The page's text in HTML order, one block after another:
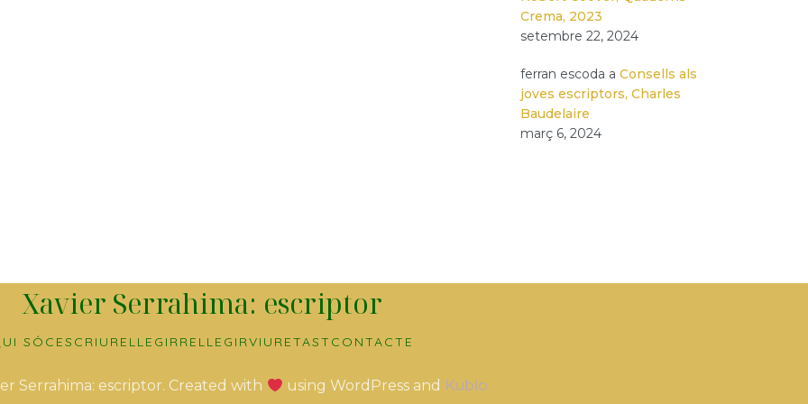
Crema, 2023
setembre 22, 2024
ferran escoda a Consells als
joves escriptors, Charles
Baudelaire
març 6, 2024
Xavier Serrahima: escriptor
SÓC ESCRIURE LLEGIRRELLEGIRVIURETAST CONTACTE
Serrahima: escriptor. Created with using WordPress and Kubio